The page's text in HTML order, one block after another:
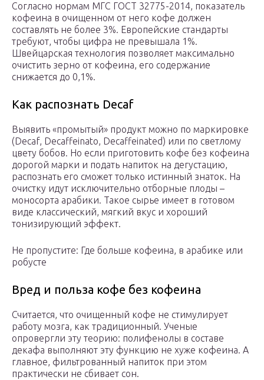
Согласно нормам МГС ГОСТ 32775-2014, показатель
кофеина в очищенном от него кофе должен
составлять не более 3%. Европейские стандарты
требуют, чтобы цифра не превышала 1%.
Швейцарская технология позволяет максимально
очистить зерно от кофеина, его содержание
снижается до 0,1%.
Как распознать Decaf
Выявить «промытый» продукт можно по маркировке
(Decaf, Decaffeinato, Decaffeinated) или по светлому
цвету бобов. Но если приготовить кофе без кофеина
дорогой марки и подать напиток на дегустацию,
распознать его сможет только истинный знаток. На
очистку идут исключительно отборные плоды –
моносорта арабики. Такое сырье имеет в готовом
виде классический, мягкий вкус и хороший
тонизирующий эффект.
Не пропустите: Где больше кофеина, в арабике или
робусте
Вред и польза кофе без кофеина
Считается, что очищенный кофе не стимулирует
работу мозга, как традиционный. Ученые
опровергли эту теорию: полифенолы в составе
декафа выполняют эту функцию не хуже кофеина. А
главное, фильтрованный напиток при этом
практически не сбивает сон.